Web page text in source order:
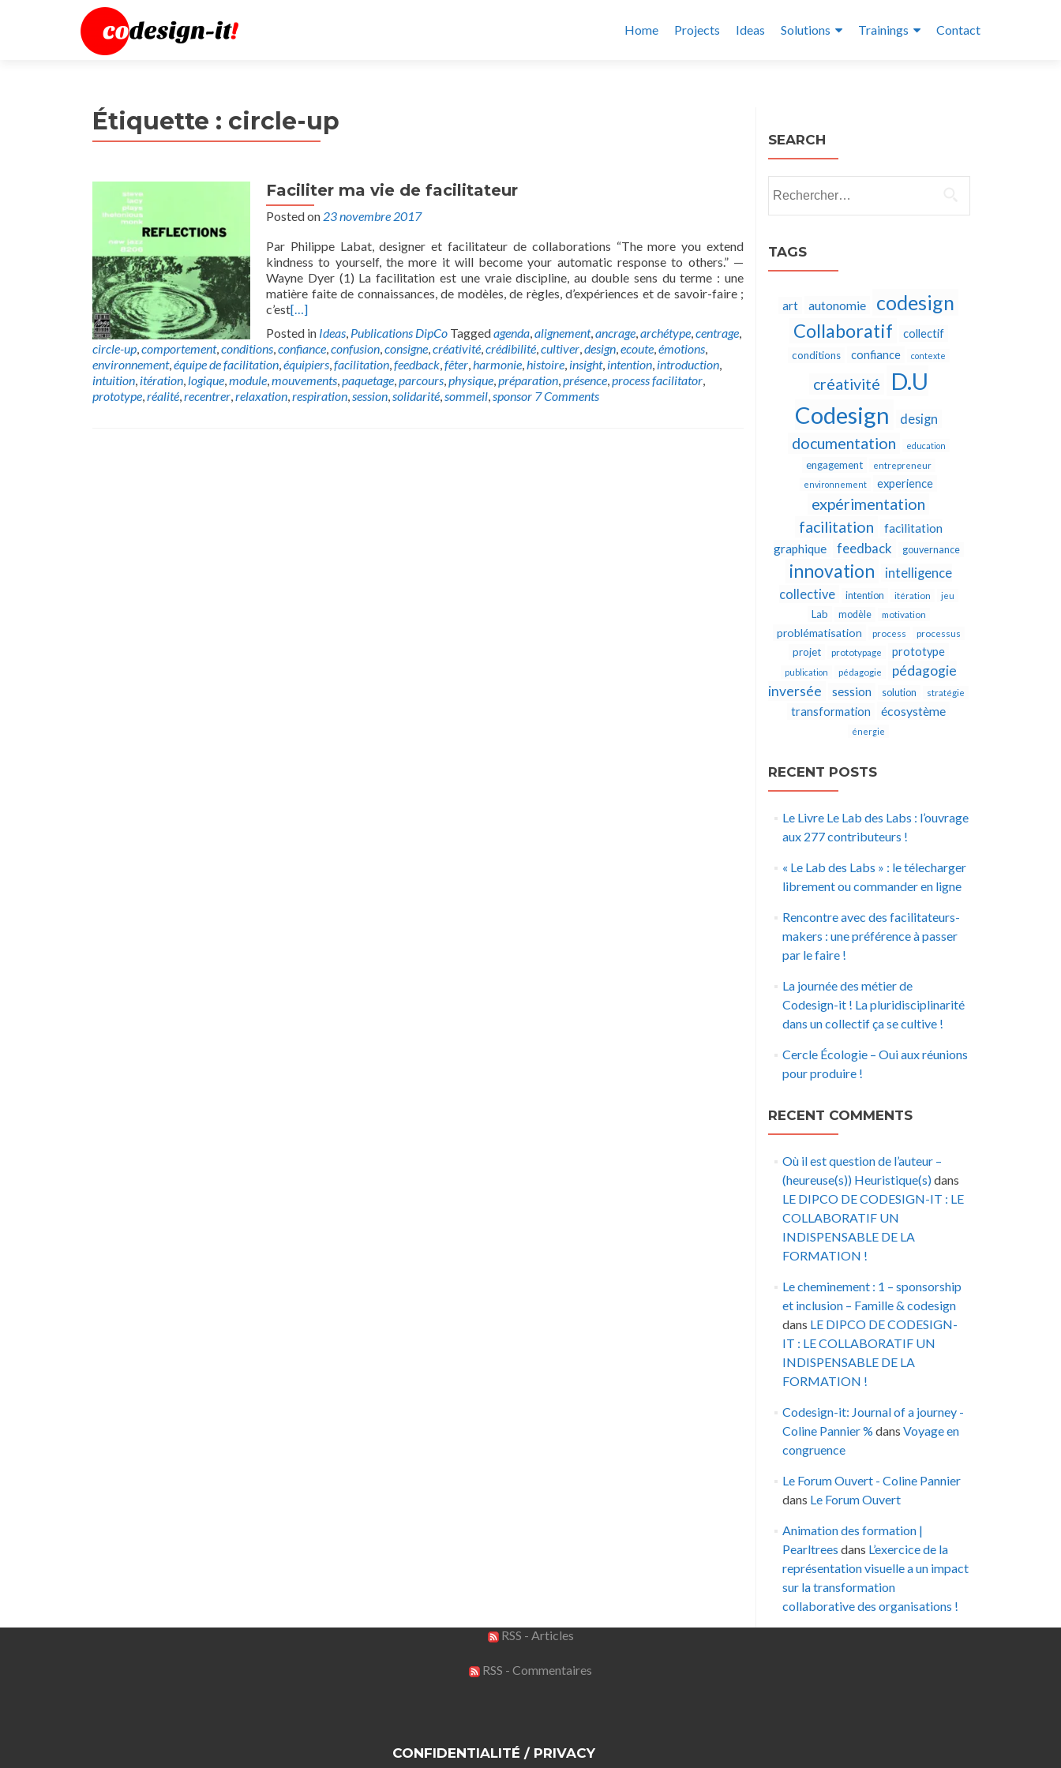
Home Projects Ideas Solutions Trainings Contact
Étiquette : circle-up
Faciliter ma vie de facilitateur
Posted on 23 novembre 2017
Par Philippe Labat, designer et facilitateur de collaborations “The more you extend
kindness to yourself, the more it will become your automatic response to others.” —
Wayne Dyer (1) La facilitation est une vraie discipline, au double sens du terme : une
matière faite de connaissances, de modèles, de règles, d’expériences et de savoir-faire ;
c’est[…]
Posted in Ideas, Publications DipCo Taggedagenda,alignement,ancrage,archétype,centrage,
circle-up,comportement,conditions,confiance,confusion,consigne,créativité,crédibilité,cultiver,design,ecoute,émotions,
environnement,équipe de facilitation,équipiers,facilitation,feedback,fêter,harmonie,histoire, insight, intention, introduction,
intuition, itération, logique,module,mouvements,paquetage,parcours,physique,préparation,présence,process facilitator,
prototype,réalité,recentrer,relaxation,respiration,session,solidarité,sommeil,sponsor 7 Comments
SEARCH
TAGS
art autonomie codesign
Collaboratif collectif
conditions confiance contexte
créativité
D.U
Codesign
design
documentation education
engagement
entrepreneur
environnement
experience
expérimentation
facilitation
facilitation
graphique
feedback gouvernance
innovation
intelligence
collective
intention itération jeu
Lab modèle motivation
problématisation process processus
projet prototypage prototype
publication pédagogie
pédagogie
inversée
session solution stratégie
transformation écosystème
énergie
RECENT POSTS
Le Livre Le Lab des Labs : l’ouvrage
aux 277 contributeurs !
« Le Lab des Labs » : le télecharger
librement ou commander en ligne
Rencontre avec des facilitateurs-
makers : une préférence à passer
par le faire !
La journée des métier de
Codesign-it ! La pluridisciplinarité
dans un collectif ça se cultive !
Cercle Écologie – Oui aux réunions
pour produire !
RECENT COMMENTS
Où il est question de l’auteur –
(heureuse(s)) Heuristique(s)dans
LE DIPCO DE CODESIGN-IT : LE
COLLABORATIF UN
INDISPENSABLE DE LA
FORMATION !
Le cheminement : 1 – sponsorship
et inclusion – Famille & codesign
dans LE DIPCO DE CODESIGN-
IT : LE COLLABORATIF UN
INDISPENSABLE DE LA
FORMATION !
Codesign-it: Journal of a journey -
Coline Pannier % dans Voyage en
congruence
Le Forum Ouvert - Coline Pannier
dans Le Forum Ouvert
Animation des formation |
Pearltrees dans L’exercice de la
représentation visuelle a un impact
sur la transformation
collaborative des organisations !
RSS - Articles
RSS - Commentaires
CONFIDENTIALITÉ / PRIVACY